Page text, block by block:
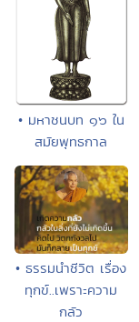
• มหาชนบท ๑๖ ใน
สมัยพุทธกาล
• ธรรมนำชีวิต เรื่อง
ทุกข์..เพราะความ
กลัว